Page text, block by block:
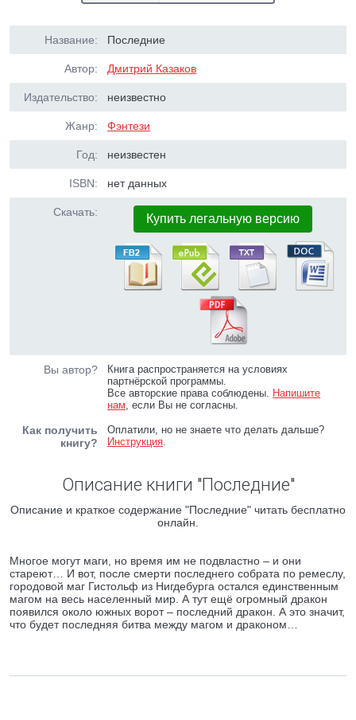
Название: Последние
Автор: Дмитрий Казаков
Издательство: неизвестно
Жанр: Фэнтези
Год: неизвестен
ISBN: нет данных
Скачать: Купить легальную версию
Вы автор?
Книга распространяется на условиях
партнёрской программы.
Все авторские права соблюдены. Напишите
нам, если Вы не согласны.
Как получить
книгу?
Оплатили, но не знаете что делать дальше?
Инструкция.
Описание книги "Последние"
Описание и краткое содержание "Последние" читать бесплатно
онлайн.
Многое могут маги, но время им не подвластно – и они
стареют… И вот, после смерти последнего собрата по ремеслу,
городовой маг Гистольф из Нигдебурга остался единственным
магом на весь населенный мир. А тут ещё огромный дракон
появился около южных ворот – последний дракон. А это значит,
что будет последняя битва между магом и драконом…